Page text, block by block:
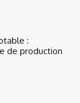
:
de production